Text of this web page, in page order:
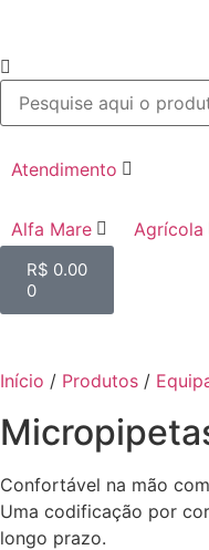
Atendimento
Alfa Mare Agrícola
R$ 0.00
0
Início / Produtos /
Confortável na mão
Uma codificação por
longo prazo.